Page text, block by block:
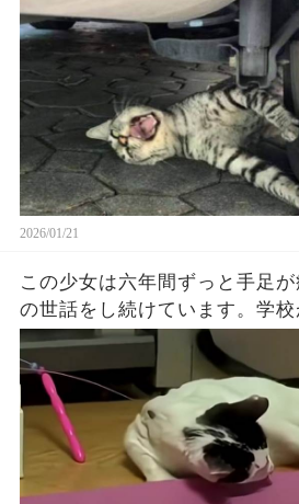
とかいう会話を出入りの業者
たようで...
2026/01/21
この少女は六年間ずっと手足
の世話をし続けています。学
や遊びよりもまっすぐ家へ帰り
は元気な子猫でした。しかし
故障し、少女は感電して動けな
瞬間…（続）